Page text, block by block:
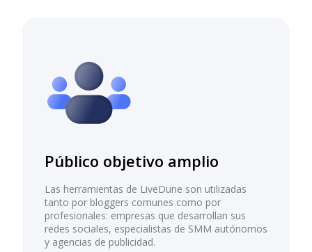
Público objetivo amplio
Las herramientas de LiveDune son utilizadas
tanto por bloggers comunes como por
profesionales: empresas que desarrollan sus
redes sociales, especialistas de SMM autónomos
y agencias de publicidad.